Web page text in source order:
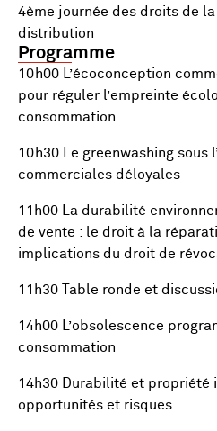
4ème journée des droits de
distribution
Programme
10h00 L’écoconception
pour réguler l’empreinte
consommation
10h30 Le greenwashing sous
commerciales déloyales
11h00 La durabilité
de vente : le droit à la
implications du droit de
11h30 Table ronde et
14h00 L’obsolescence
consommation
14h30 Durabilité et propriété
opportunités et risques